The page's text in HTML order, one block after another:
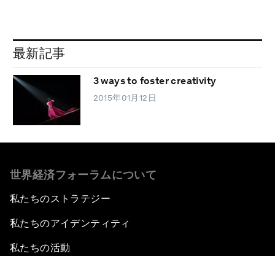
最新記事
3 ways to foster creativity
2015年01月12日
世界経済フォーラムについて
私たちのストラテジー
私たちのアイデンティティ
私たちの活動